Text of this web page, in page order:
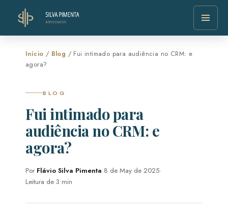
Início / Blog / Fui intimado para audiência no CRM: e
agora?
BLOG
Fui intimado para
audiência no CRM: e
agora?
Por Flávio Silva Pimenta·8 de May de 2025·
Leitura de 3 min